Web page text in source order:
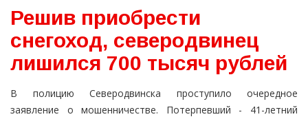
Решив приобрести
снегоход, северодвинец
лишился 700 тысяч рублей
В полицию Северодвинска проступило очередное
заявление о мошенничестве. Потерпевший - 41-летний